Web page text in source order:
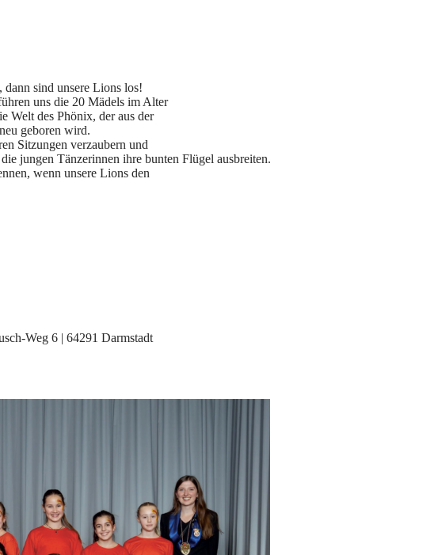
sind unsere Lions los!
uns die 20 Mädels im Alter
Welt des Phönix, der aus der
geboren wird.
Sitzungen verzaubern und
jungen Tänzerinnen ihre bunten Flügel ausbreiten.
wenn unsere Lions den
Weg 6 | 64291 Darmstadt